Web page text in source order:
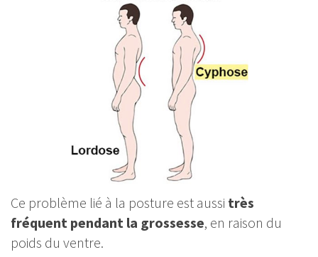
Ce problème lié à la posture est aussi très
fréquent pendant la grossesse, en raison du
poids du ventre.